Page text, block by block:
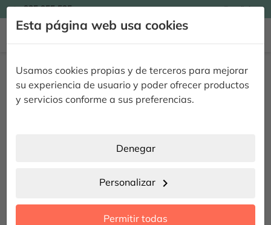
Esta página web usa cookies
Usamos cookies propias y de terceros para mejorar
su experiencia de usuario y poder ofrecer productos
y servicios conforme a sus preferencias.
Denegar
Personalizar chevron_right
Permitir todas
935 955 525 Español
Ramo de Paniculata